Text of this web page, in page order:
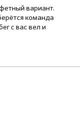
вариант.
команда
с вас вел и